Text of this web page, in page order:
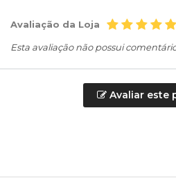
Avaliação da Loja
Esta avaliação não possui
Avaliar este